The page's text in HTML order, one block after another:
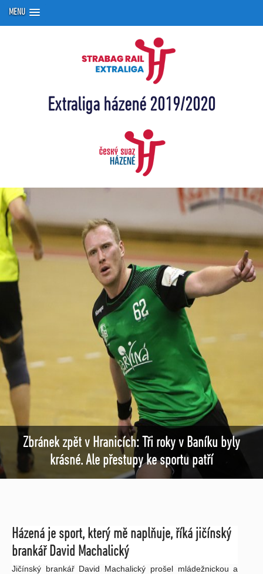
MENU
Extraliga házené 2019/2020
Zbránek zpět v Hranicích: Tři roky v Baníku byly
krásné. Ale přestupy ke sportu patří
Házená je sport, který mě naplňuje, říká jičínský
brankář David Machalický
Jičínský brankář David Machalický prošel mládežnickou a